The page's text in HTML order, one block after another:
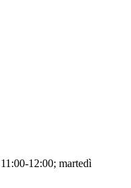
12:00; martedì